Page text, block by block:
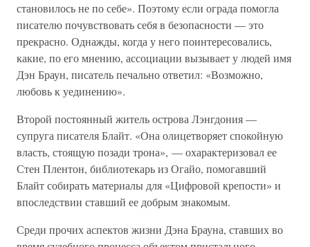
становилось не по себе». Поэтому если ограда помогла
писателю почувствовать себя в безопасности — это
прекрасно. Однажды, когда у него поинтересовались,
какие, по его мнению, ассоциации вызывает у людей имя
Дэн Браун, писатель печально ответил: «Возможно,
любовь к уединению».
Второй постоянный житель острова Лэнгдония —
супруга писателя Блайт. «Она олицетворяет спокойную
власть, стоящую позади трона», — охарактеризовал ее
Стен Плентон, библиотекарь из Огайо, помогавший
Блайт собирать материалы для «Цифровой крепости» и
впоследствии ставший ее добрым знакомым.
Среди прочих аспектов жизни Дэна Брауна, ставших во